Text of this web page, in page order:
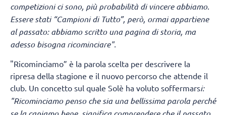
competizioni ci sono, più probabilità di vincere abbiamo.
Essere stati “Campioni di Tutto”, però, ormai appartiene
al passato: abbiamo scritto una pagina di storia, ma
adesso bisogna ricominciare".
"Ricominciamo” è la parola scelta per descrivere la
ripresa della stagione e il nuovo percorso che attende il
club. Un concetto sul quale Solè ha voluto soffermarsi:
"Ricominciamo penso che sia una bellissima parola perché